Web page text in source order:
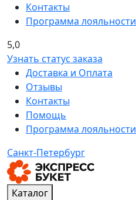
Контакты
Программа лояльности
5,0
Узнать статус заказа
Доставка и Оплата
Отзывы
Контакты
Помощь
Программа лояльности
Санкт-Петербург
Каталог